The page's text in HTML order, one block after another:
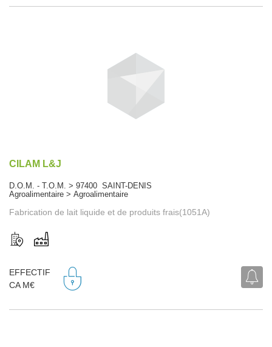
CILAM L&J
D.O.M. - T.O.M. > 97400 SAINT-DENIS
Agroalimentaire > Agroalimentaire
Fabrication de lait liquide et de produits frais(1051A)
EFFECTIF
CA M€